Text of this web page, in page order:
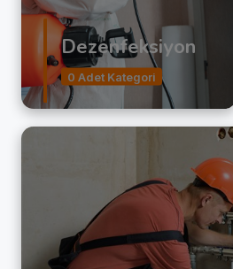
Dezenfeksiyon
0 Adet Kategori